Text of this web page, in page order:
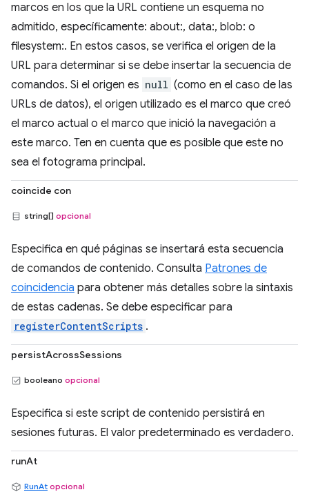
marcos en los que la URL contiene un esquema no
admitido, específicamente: about:, data:, blob: o
filesystem:. En estos casos, se verifica el origen de la
URL para determinar si se debe insertar la secuencia de
comandos. Si el origen es null (como en el caso de las
URLs de datos), el origen utilizado es el marco que creó
el marco actual o el marco que inició la navegación a
este marco. Ten en cuenta que es posible que este no
sea el fotograma principal.
coincide con
string[] opcional
Especifica en qué páginas se insertará esta secuencia
de comandos de contenido. Consulta Patrones de
coincidencia para obtener más detalles sobre la sintaxis
de estas cadenas. Se debe especificar para
registerContentScripts .
persistAcrossSessions
booleano opcional
Especifica si este script de contenido persistirá en
sesiones futuras. El valor predeterminado es verdadero.
runAt
RunAt opcional